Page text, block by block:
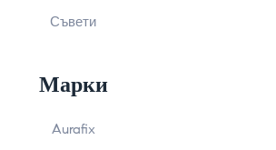
Съвети
Марки
Aurafix